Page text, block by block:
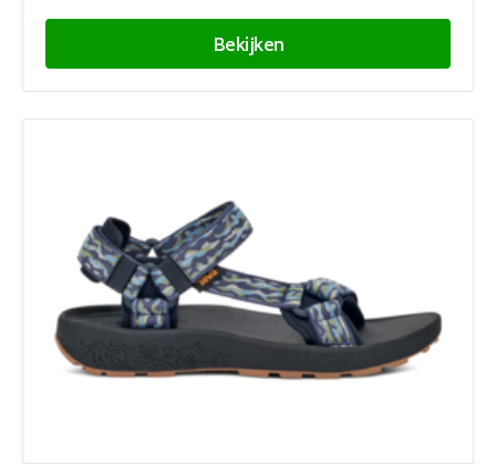
Bekijken